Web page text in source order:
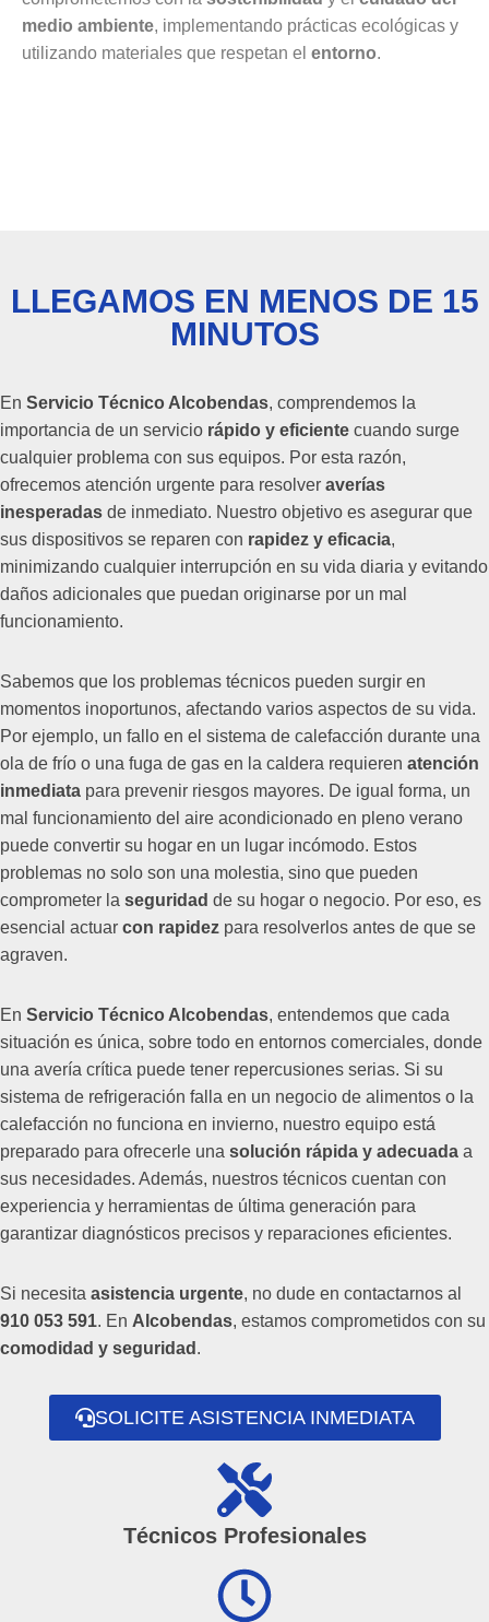
medio ambiente, implementando prácticas ecológicas y
utilizando materiales que respetan el entorno.
LLEGAMOS EN MENOS DE 15
MINUTOS
En Servicio Técnico Alcobendas, comprendemos la
importancia de un servicio rápido y eficiente cuando surge
cualquier problema con sus equipos. Por esta razón,
ofrecemos atención urgente para resolver averías
inesperadas de inmediato. Nuestro objetivo es asegurar que
sus dispositivos se reparen con rapidez y eficacia,
minimizando cualquier interrupción en su vida diaria y evitando
daños adicionales que puedan originarse por un mal
funcionamiento.
Sabemos que los problemas técnicos pueden surgir en
momentos inoportunos, afectando varios aspectos de su vida.
Por ejemplo, un fallo en el sistema de calefacción durante una
ola de frío o una fuga de gas en la caldera requieren atención
inmediata para prevenir riesgos mayores. De igual forma, un
mal funcionamiento del aire acondicionado en pleno verano
puede convertir su hogar en un lugar incómodo. Estos
problemas no solo son una molestia, sino que pueden
comprometer la seguridad de su hogar o negocio. Por eso, es
esencial actuar con rapidez para resolverlos antes de que se
agraven.
En Servicio Técnico Alcobendas, entendemos que cada
situación es única, sobre todo en entornos comerciales, donde
una avería crítica puede tener repercusiones serias. Si su
sistema de refrigeración falla en un negocio de alimentos o la
calefacción no funciona en invierno, nuestro equipo está
preparado para ofrecerle una solución rápida y adecuada a
sus necesidades. Además, nuestros técnicos cuentan con
experiencia y herramientas de última generación para
garantizar diagnósticos precisos y reparaciones eficientes.
Si necesita asistencia urgente, no dude en contactarnos al
910 053 591. En Alcobendas, estamos comprometidos con su
comodidad y seguridad .
SOLICITE ASISTENCIA INMEDIATA
Técnicos Profesionales